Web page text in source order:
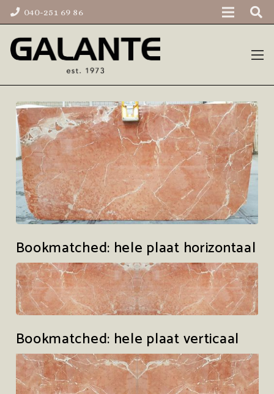
040-251 69 86
Bookmatched: hele plaat horizontaal
Bookmatched: hele plaat verticaal